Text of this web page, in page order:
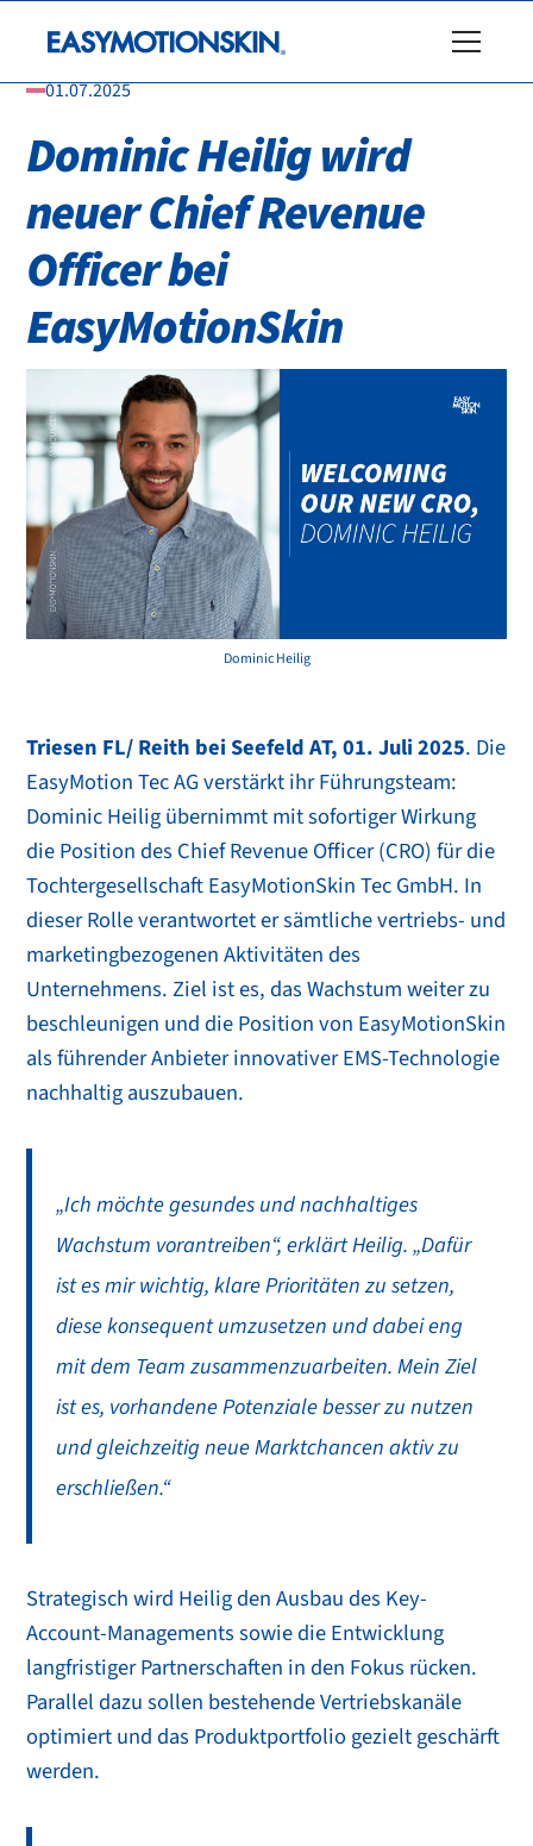
01.07.2025
Dominic Heilig wird
neuer Chief Revenue
Officer bei
EasyMotionSkin
Dominic Heilig
Triesen FL/ Reith bei Seefeld AT, 01. Juli 2025. Die
EasyMotion Tec AG verstärkt ihr Führungsteam:
Dominic Heilig übernimmt mit sofortiger Wirkung
die Position des Chief Revenue Officer (CRO) für die
Tochtergesellschaft EasyMotionSkin Tec GmbH. In
dieser Rolle verantwortet er sämtliche vertriebs- und
marketingbezogenen Aktivitäten des
Unternehmens. Ziel ist es, das Wachstum weiter zu
beschleunigen und die Position von EasyMotionSkin
als führender Anbieter innovativer EMS-Technologie
nachhaltig auszubauen.
„Ich möchte gesundes und nachhaltiges
Wachstum vorantreiben“, erklärt Heilig. „Dafür
ist es mir wichtig, klare Prioritäten zu setzen,
diese konsequent umzusetzen und dabei eng
mit dem Team zusammenzuarbeiten. Mein Ziel
ist es, vorhandene Potenziale besser zu nutzen
und gleichzeitig neue Marktchancen aktiv zu
erschließen.“
Strategisch wird Heilig den Ausbau des Key-
Account-Managements sowie die Entwicklung
langfristiger Partnerschaften in den Fokus rücken.
Parallel dazu sollen bestehende Vertriebskanäle
optimiert und das Produktportfolio gezielt geschärft
werden.